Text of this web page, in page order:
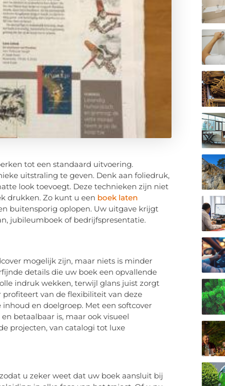
tot een standaard uitvoering.
uitstraling te geven. Denk aan foliedruk,
look toevoegt. Deze technieken zijn niet
drukken. Zo kunt u een boek laten
buitensporig oplopen. Uw uitgave krijgt
jubileumboek of bedrijfspresentatie.
mogelijk zijn, maar niets is minder
details die uw boek een opvallende
indruk wekken, terwijl glans juist zorgt
van de flexibiliteit van deze
en doelgroep. Met een softcover
betaalbaar is, maar ook visueel
projecten, van catalogi tot luxe
u zeker weet dat uw boek aansluit bij